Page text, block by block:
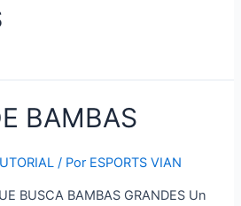
BAMBAS
/ Por ESPORTS VIAN
BUSCA BAMBAS GRANDES Un